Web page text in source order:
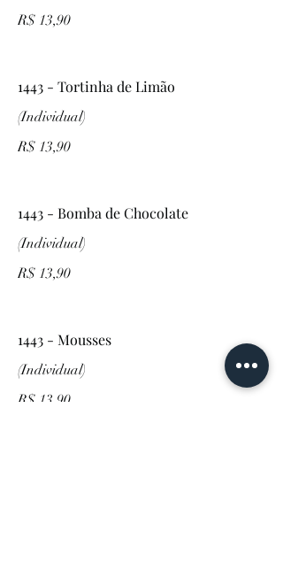
R$ 13,90
1443 - Tortinha de Limão
(Individual)
R$ 13,90
1443 - Bomba de Chocolate
(Individual)
R$ 13,90
1443 - Mousses
(Individual)
R$ 13,90